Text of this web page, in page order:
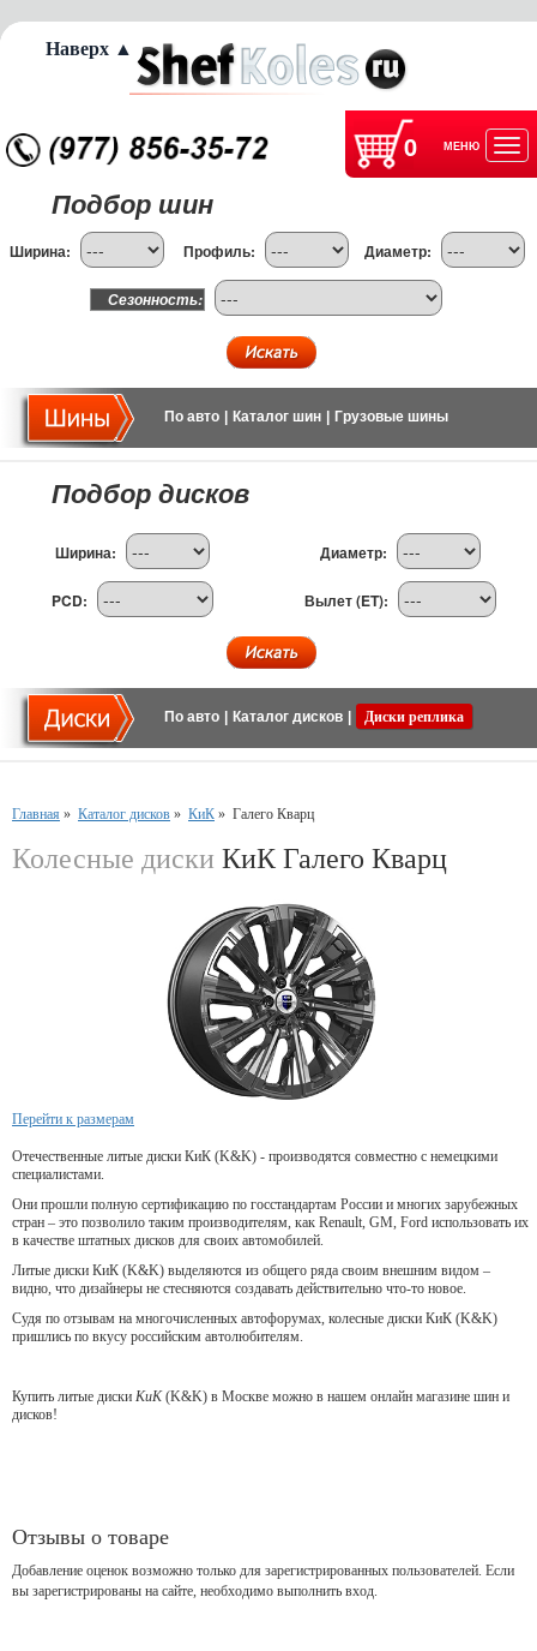
0 МЕНЮ
Подбор шин
Ширина: Профиль: Диаметр:
Сезонность:
По авто Каталог шин Грузовые шины
Подбор дисков
Ширина: Диаметр:
PCD: Вылет (ET):
По авто Каталог дисков Диски реплика
Главная » Каталог дисков » КиК » Галего Кварц
Колесные диски КиК Галего Кварц
Перейти к размерам
Отечественные литые диски КиК (K&K) - производятся совместно с немецкими
специалистами.
Они прошли полную сертификацию по госстандартам России и многих зарубежных
стран – это позволило таким производителям, как Renault, GM, Ford использовать их
в качестве штатных дисков для своих автомобилей.
Литые диски КиК (K&K) выделяются из общего ряда своим внешним видом –
видно, что дизайнеры не стесняются создавать действительно что-то новое.
Судя по отзывам на многочисленных автофорумах, колесные диски КиК (K&K)
пришлись по вкусу российским автолюбителям.
Купить литые диски КиК(K&K) в Москве можно в нашем онлайн магазине шин и
дисков!
Отзывы о товаре
Добавление оценок возможно только для зарегистрированных пользователей. Если
вы зарегистрированы на сайте, необходимо выполнить вход.
Наверх ▲